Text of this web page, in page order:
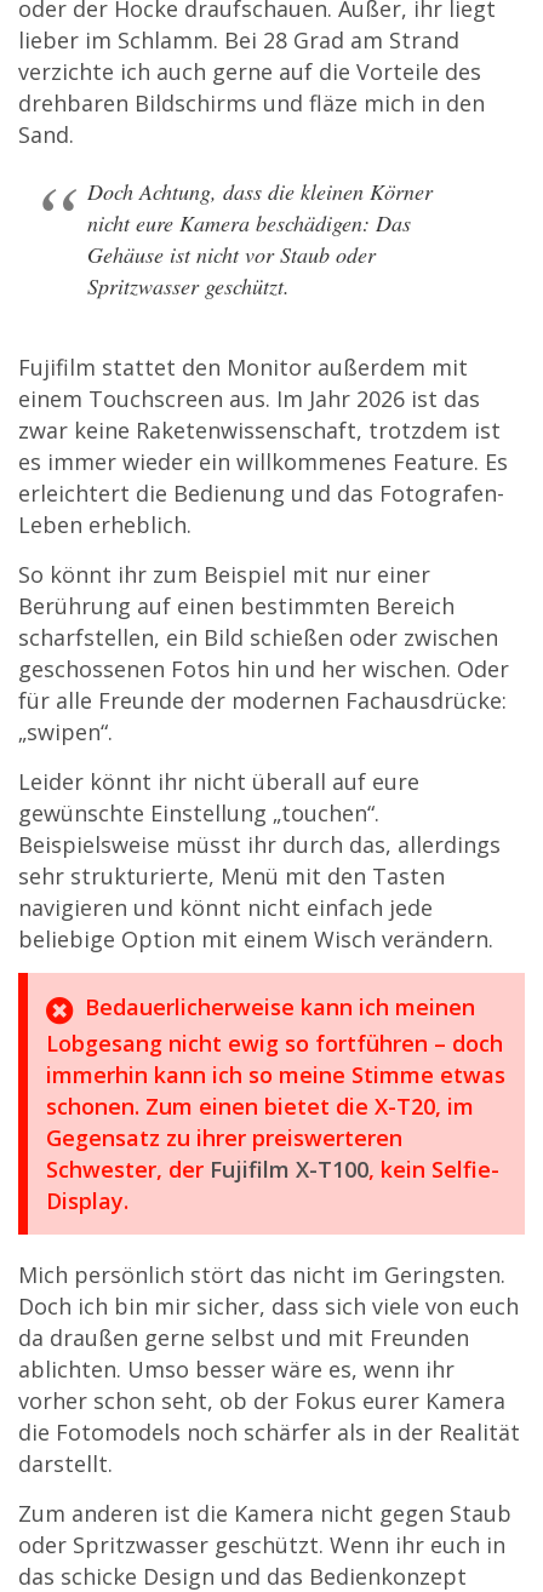
oder der Hocke draufschauen. Außer, ihr liegt
lieber im Schlamm. Bei 28 Grad am Strand
verzichte ich auch gerne auf die Vorteile des
drehbaren Bildschirms und fläze mich in den
Sand.
Doch Achtung, dass die kleinen Körner
nicht eure Kamera beschädigen: Das
Gehäuse ist nicht vor Staub oder
Spritzwasser geschützt.
Fujifilm stattet den Monitor außerdem mit
einem Touchscreen aus. Im Jahr 2026 ist das
zwar keine Raketenwissenschaft, trotzdem ist
es immer wieder ein willkommenes Feature. Es
erleichtert die Bedienung und das Fotografen-
Leben erheblich.
So könnt ihr zum Beispiel mit nur einer
Berührung auf einen bestimmten Bereich
scharfstellen, ein Bild schießen oder zwischen
geschossenen Fotos hin und her wischen. Oder
für alle Freunde der modernen Fachausdrücke:
„swipen“.
Leider könnt ihr nicht überall auf eure
gewünschte Einstellung „touchen“.
Beispielsweise müsst ihr durch das, allerdings
sehr strukturierte, Menü mit den Tasten
navigieren und könnt nicht einfach jede
beliebige Option mit einem Wisch verändern.
Bedauerlicherweise kann ich meinen
Lobgesang nicht ewig so fortführen – doch
immerhin kann ich so meine Stimme etwas
schonen. Zum einen bietet die X-T20, im
Gegensatz zu ihrer preiswerteren
Schwester, der Fujifilm X-T100, kein Selfie-
Display.
Mich persönlich stört das nicht im Geringsten.
Doch ich bin mir sicher, dass sich viele von euch
da draußen gerne selbst und mit Freunden
ablichten. Umso besser wäre es, wenn ihr
vorher schon seht, ob der Fokus eurer Kamera
die Fotomodels noch schärfer als in der Realität
darstellt.
Zum anderen ist die Kamera nicht gegen Staub
oder Spritzwasser geschützt. Wenn ihr euch in
das schicke Design und das Bedienkonzept